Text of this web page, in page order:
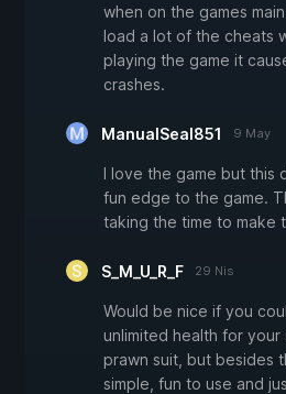
when on the games
load a lot of the cheats
playing the game it
crashes.
ManualSeal851 9 May
I love the game but this
fun edge to the game.
taking the time to make
S_M_U_R_F 29 Nis
Would be nice if you
unlimited health for
prawn suit, but besides
simple, fun to use and